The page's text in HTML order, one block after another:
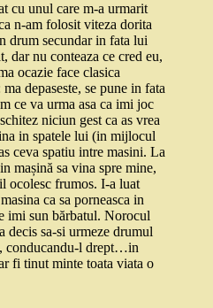
cu unul care m-a urmarit
n-am folosit viteza dorita
drum secundar in fata lui
dar nu conteaza ce cred eu,
ocazie face clasica
depaseste, se pune in fata
ce va urma asa ca imi joc
niciun gest ca as vrea
in spatele lui (in mijlocul
ceva spatiu intre masini. La
mașină sa vina spre mine,
ocolesc frumos. I-a luat
ca sa porneasca in
imi sun bărbatul. Norocul
decis sa-si urmeze drumul
conducandu-l drept…in
fi tinut minte toata viata o